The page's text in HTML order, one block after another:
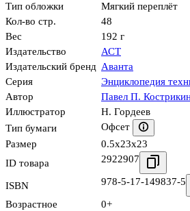
Тип обложки
Мягкий переплёт
Кол-во стр.
48
Вес
192 г
Издательство
АСТ
Издательский бренд Аванта
Серия
Энциклопедия
Автор
Павел П.
Иллюстратор
Н. Гордеев
Тип бумаги
Офсет
Размер
0.5x23x23
ID товара
2922907
ISBN 978-5-17-149837-5
Возрастное
0+